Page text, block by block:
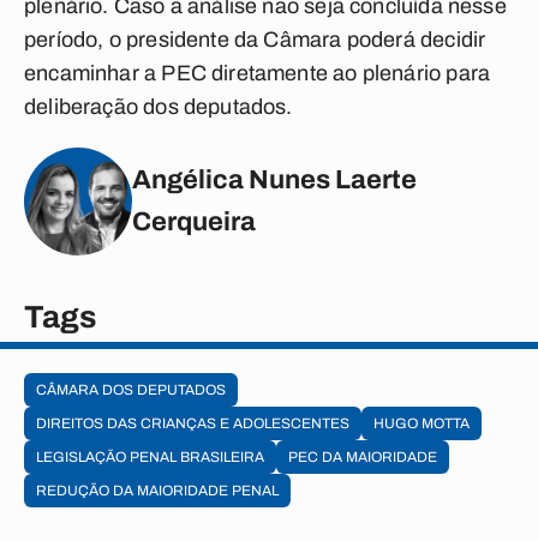
plenário. Caso a análise não seja concluída nesse
período, o presidente da Câmara poderá decidir
encaminhar a PEC diretamente ao plenário para
deliberação dos deputados.
Angélica Nunes Laerte
Cerqueira
Tags
CÂMARA DOS DEPUTADOS
DIREITOS DAS CRIANÇAS E ADOLESCENTES
HUGO MOTTA
LEGISLAÇÃO PENAL BRASILEIRA
PEC DA MAIORIDADE
REDUÇÃO DA MAIORIDADE PENAL